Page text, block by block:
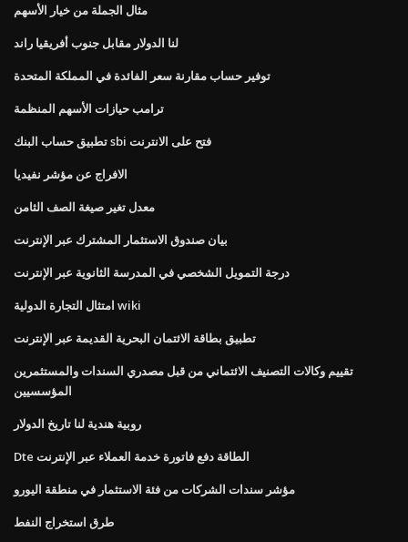
مثال الجملة من خيار الأسهم
لنا الدولار مقابل جنوب أفريقيا راند
توفير حساب مقارنة سعر الفائدة في المملكة المتحدة
ترامب حيازات الأسهم المنظمة
تطبيق حساب البنك sbi فتح على الانترنت
الافراج عن مؤشر نفيديا
معدل تغير صيغة الصف الثامن
بيان صندوق الاستثمار المشترك عبر الإنترنت
درجة التمويل الشخصي في المدرسة الثانوية عبر الإنترنت
امتثال التجارة الدولية wiki
تطبيق بطاقة الائتمان البحرية القديمة عبر الإنترنت
تقييم وكالات التصنيف الائتماني من قبل مصدري السندات والمستثمرين
المؤسسيين
روبية هندية لنا تاريخ الدولار
Dte الطاقة دفع فاتورة خدمة العملاء عبر الإنترنت
مؤشر سندات الشركات من فئة الاستثمار في منطقة اليورو
طرق استخراج النفط